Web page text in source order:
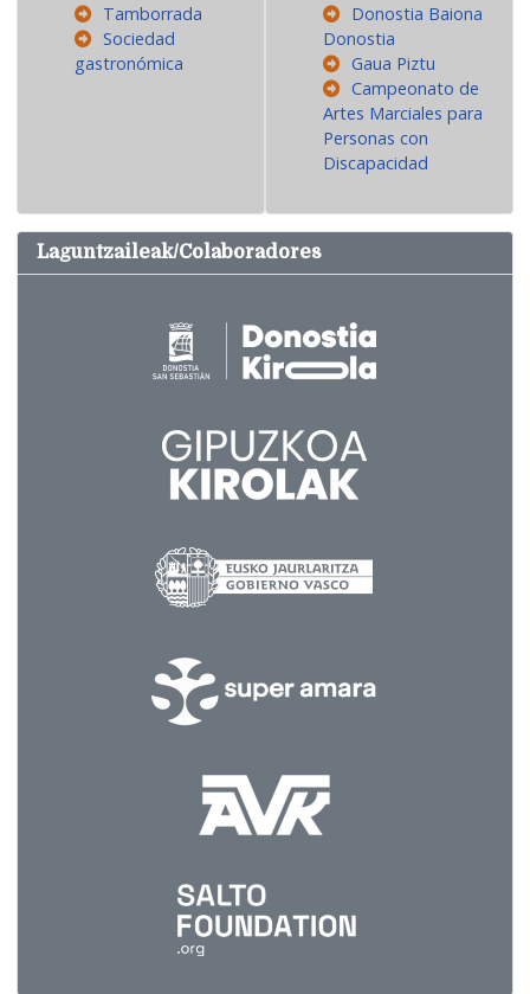
Tamborrada
Sociedad
gastronómica
Donostia Baiona
Donostia
Gaua Piztu
Campeonato de
Artes Marciales para
Personas con
Discapacidad
Laguntzaileak/Colaboradores